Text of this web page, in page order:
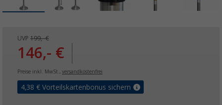
UVP 199,- €
146,- €
Preise inkl. MwSt., versandkostenfrei
4,38 € Vorteilskartenbonus sichern